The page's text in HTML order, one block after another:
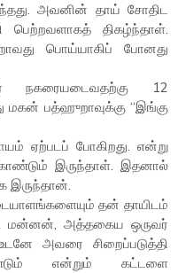
அவனின் தாய் சோதிட
பெற்றவளாகத் திகழ்ந்தாள்.
பொய்யாகிப் போனது
நகரையடைவதற்கு 12
பத்ஹுறாவுக்கு “இங்கு
ஏற்படப் போகிறது. என்று
இருந்தாள். இதனால்
இருந்தான்.
தன் தாயிடம்
மன்னன், அத்தகைய ஒருவர்
அவரை சிறைப்படுத்தி
என்றும் கட்டளை